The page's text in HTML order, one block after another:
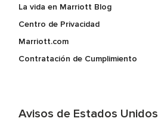
La vida en Marriott Blog
Centro de Privacidad
Marriott.com
Contratación de Cumplimiento
Avisos de Estados Unidos